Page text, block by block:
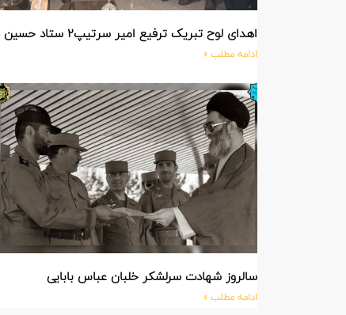
اهدای لوح تبریک ترفیع امیر سرتیپ۲ ستاد حسین صادق زاده فرمانده تیپ ۲۵ واکنش سریع شهید آبگون نزاجا مستقر در تبریز
ادامه مطلب »
سالروز شهادت سرلشکر خلبان عباس بابایی
ادامه مطلب »